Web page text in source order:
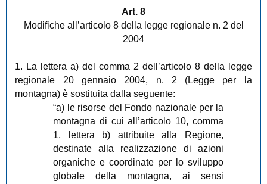
Art. 8
Modifiche all’articolo 8 della legge regionale n. 2 del
2004
1. La lettera a) del comma 2 dell’articolo 8 della legge
regionale 20 gennaio 2004, n. 2 (Legge per la
montagna) è sostituita dalla seguente:
“a) le risorse del Fondo nazionale per la
montagna di cui all’articolo 10, comma
1, lettera b) attribuite alla Regione,
destinate alla realizzazione di azioni
organiche e coordinate per lo sviluppo
globale della montagna, ai sensi